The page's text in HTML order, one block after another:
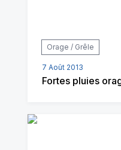
Orage / Grêle
7 Août 2013
Fortes pluies